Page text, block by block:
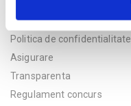
Politica de confidentialitate
Asigurare
Transparenta
Regulament concurs